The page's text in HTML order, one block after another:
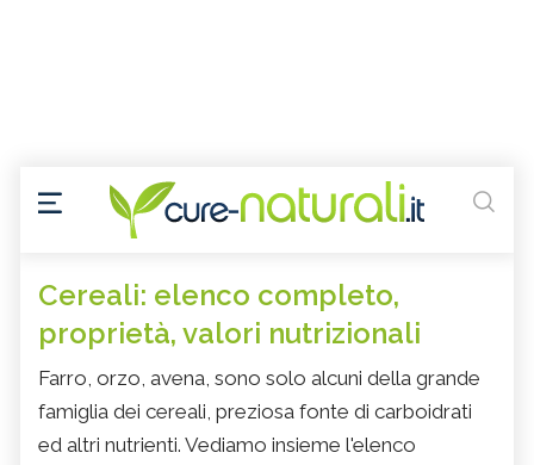
Cereali: elenco completo,
proprietà, valori nutrizionali
Farro, orzo, avena, sono solo alcuni della grande
famiglia dei cereali, preziosa fonte di carboidrati
ed altri nutrienti. Vediamo insieme l'elenco